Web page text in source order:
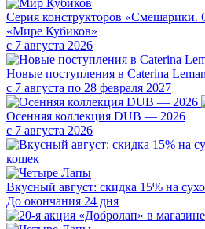
Серия конструкторов «Смешарики.
«Мире Кубиков»
с 7 августа 2026
Новые поступления в Caterina Leman
с 7 августа по 28 февраля 2027
Осенняя коллекция DUB — 2026
с 7 августа 2026
Вкусный август: скидка 15% на
До окончания 24 дня